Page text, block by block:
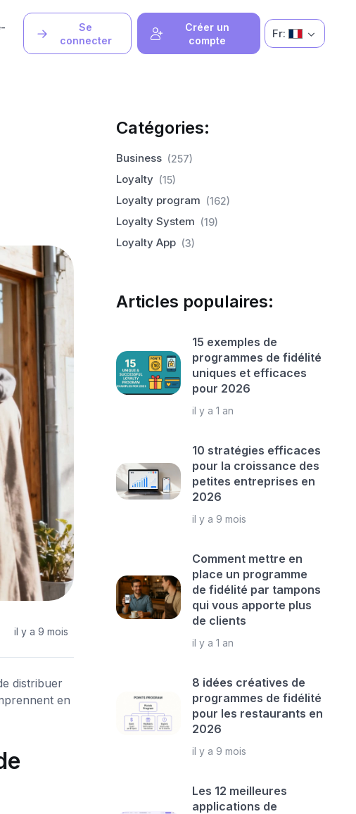
Se
connecter
Créer un
compte
Fr:
il y a 9 mois
distribuer
en
Catégories:
Business (257)
Loyalty (15)
Loyalty program (162)
Loyalty System (19)
Loyalty App (3)
Articles populaires:
15 exemples de
programmes de fidélité
uniques et efficaces
pour 2026
il y a 1 an
10 stratégies efficaces
pour la croissance des
petites entreprises en
2026
il y a 9 mois
Comment mettre en
place un programme
de fidélité par tampons
qui vous apporte plus
de clients
il y a 1 an
8 idées créatives de
programmes de fidélité
pour les restaurants en
2026
il y a 9 mois
Les 12 meilleures
applications de